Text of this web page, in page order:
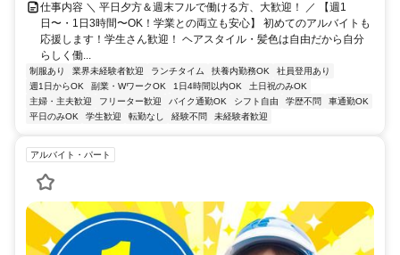
仕事内容 ＼ 平日夕方＆週末フルで働ける方、大歓迎！ ／ 【週1
日〜・1日3時間〜OK！学業との両立も安心】 初めてのアルバイトも
応援します！学生さん歓迎！ ヘアスタイル・髪色は自由だから自分
らしく働...
制服あり 業界未経験者歓迎 ランチタイム 扶養内勤務OK
社員登用あり
週1日からOK
副業・WワークOK 1日4時間以内OK
土日祝のみOK
主婦・主夫歓迎
フリーター歓迎 バイク通勤OK シフト自由 学歴不問
車通勤OK
平日のみOK
学生歓迎 転勤なし 経験不問 未経験者歓迎
アルバイト・パート